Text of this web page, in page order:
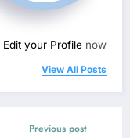
Edit your Profile now.
View All Posts
Previous post